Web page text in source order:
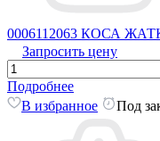
0006112063 КОСА
Запросить цену
Подробнее
В избранное
Под